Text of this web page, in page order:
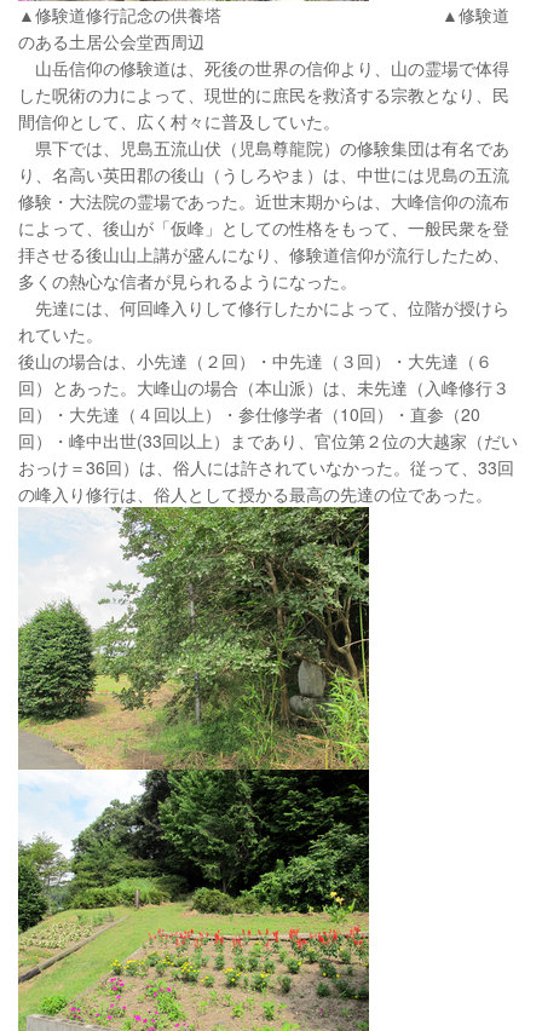
▲修験道修行記念の供養塔 ▲修験道
のある土居公会堂西周辺
山岳信仰の修験道は、死後の世界の信仰より、山の霊場で体得
した呪術の力によって、現世的に庶民を救済する宗教となり、民
間信仰として、広く村々に普及していた。
県下では、児島五流山伏（児島尊龍院）の修験集団は有名であ
り、名高い英田郡の後山（うしろやま）は、中世には児島の五流
修験・大法院の霊場であった。近世末期からは、大峰信仰の流布
によって、後山が「仮峰」としての性格をもって、一般民衆を登
拝させる後山山上講が盛んになり、修験道信仰が流行したため、
多くの熱心な信者が見られるようになった。
先達には、何回峰入りして修行したかによって、位階が授けら
れていた。
後山の場合は、小先達（２回）・中先達（３回）・大先達（６
回）とあった。大峰山の場合（本山派）は、未先達（入峰修行３
回）・大先達（４回以上）・参仕修学者（10回）・直参（20
回）・峰中出世(33回以上）まであり、官位第２位の大越家（だい
おっけ＝36回）は、俗人には許されていなかった。従って、33回
の峰入り修行は、俗人として授かる最高の先達の位であった。